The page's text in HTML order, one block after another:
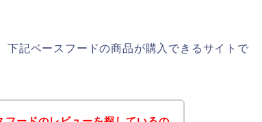
下記ベースフードの商品が購入できるサイトで